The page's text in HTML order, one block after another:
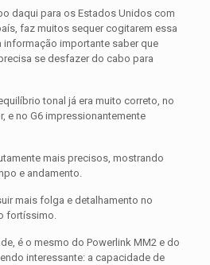
daqui para os Estados Unidos com
faz muitos sequer cogitarem essa
importante saber que
se desfazer do cabo para
tonal já era muito correto, no
e no G6 impressionantemente
mais precisos, mostrando
e andamento.
mais folga e detalhamento no
fortíssimo.
é o mesmo do Powerlink MM2 e do
interessante: a capacidade de